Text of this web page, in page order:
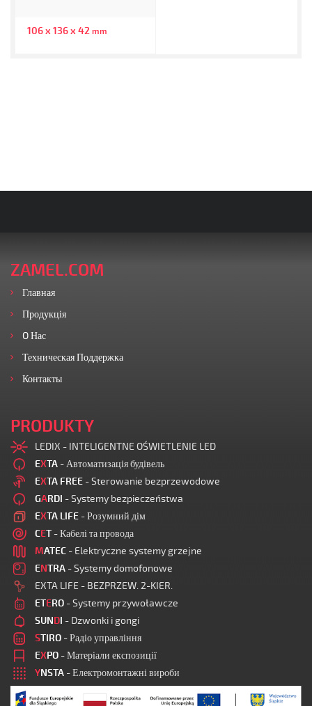
106 x 136 x 42 mm
ZAMEL.COM
Главная
Продукція
O Нас
Техническая Поддержка
Контакты
PRODUKTY
LEDIX - INTELIGENTNE OŚWIETLENIE LED
EXTA - Автоматизація будівель
EXTA FREE - Sterowanie bezprzewodowe
GARDI - Systemy bezpieczeństwa
EXTA LIFE - Розумний дім
CET - Кабелі та провода
MATEC - Elektryczne systemy grzejne
ENTRA - Systemy domofonowe
EXTA LIFE - BEZPRZEW. 2-KIER.
ETERO - Systemy przywoławcze
SUNDI - Dzwonki i gongi
STIRO - Радіо управління
EXPO - Матеріали експозиції
YNSTA - Електромонтажні вироби